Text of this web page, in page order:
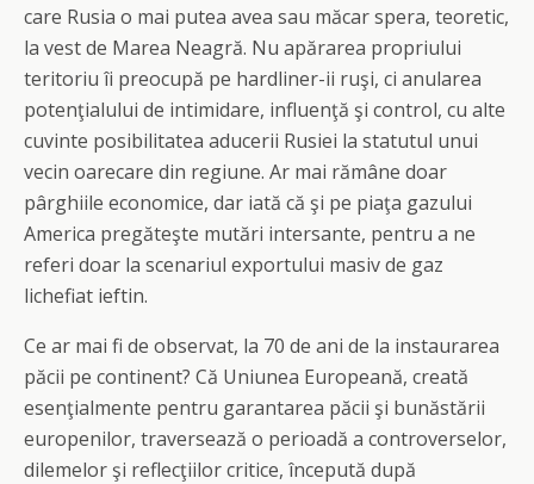
care Rusia o mai putea avea sau măcar spera, teoretic,
la vest de Marea Neagră. Nu apărarea propriului
teritoriu îi preocupă pe hardliner-ii ruşi, ci anularea
potenţialului de intimidare, influenţă şi control, cu alte
cuvinte posibilitatea aducerii Rusiei la statutul unui
vecin oarecare din regiune. Ar mai rămâne doar
pârghiile economice, dar iată că şi pe piaţa gazului
America pregăteşte mutări intersante, pentru a ne
referi doar la scenariul exportului masiv de gaz
lichefiat ieftin.
Ce ar mai fi de observat, la 70 de ani de la instaurarea
păcii pe continent? Că Uniunea Europeană, creată
esenţialmente pentru garantarea păcii şi bunăstării
europenilor, traversează o perioadă a controverselor,
dilemelor şi reflecţiilor critice, începută după